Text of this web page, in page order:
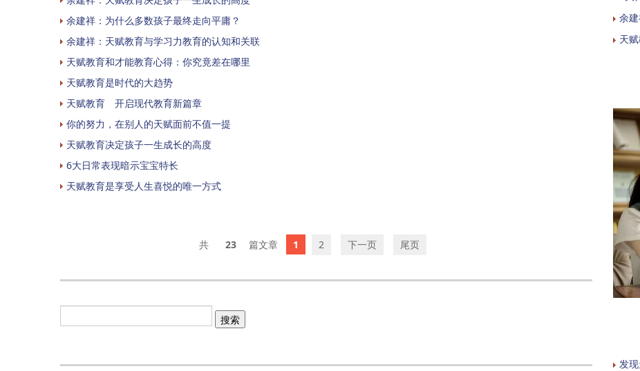
余建祥：为什么多数孩子最终走向平庸？
余建祥：天赋教育与学习力教育的认知和关联
天赋教育和才能教育心得：你究竟差在哪里
天赋教育是时代的大趋势
天赋教育 开启现代教育新篇章
你的努力，在别人的天赋面前不值一提
天赋教育决定孩子一生成长的高度
6大日常表现暗示宝宝特长
天赋教育是享受人生喜悦的唯一方式
23 1 2 下一页 尾页
余
天
发